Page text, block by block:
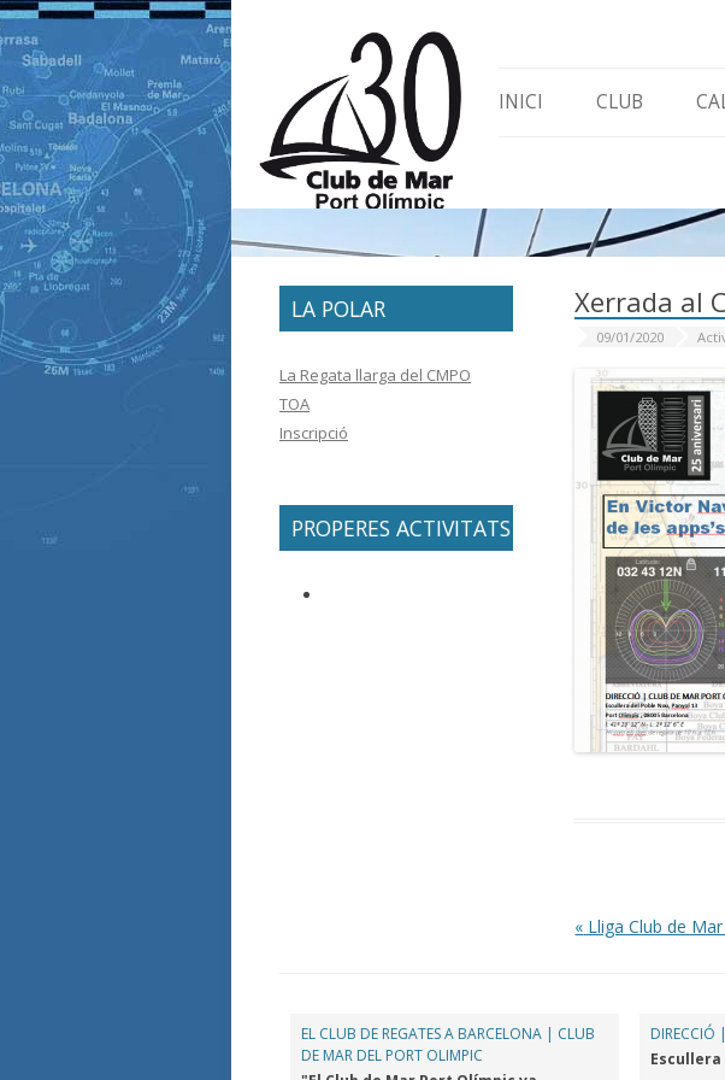
INICI CLUB
Xerrada al
09/01/2020
Post navigation
« Lliga Club de
LA POLAR
La Regata llarga del CMPO
TOA
Inscripció
PROPERES ACTIVITATS
EL CLUB DE REGATES A BARCELONA | CLUB
DE MAR DEL PORT OLIMPIC
DIRECCIÓ
Escullera